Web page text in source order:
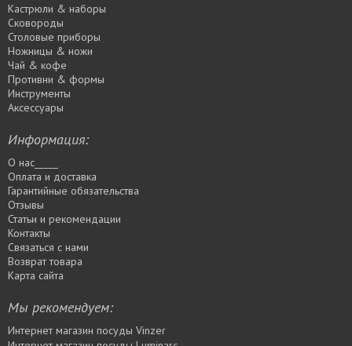
Кастрюли & наборы
Сковороды
Столовые приборы
Ножницы & ножи
Чай & кофе
Противни & формы
Инструменты
Аксессуары
Информация:
О нас_____
Оплата и доставка
Гарантийные обязательства
Отзывы
Статьи и рекомендации
Контакты
Связаться с нами
Возврат товара
Карта сайта
Мы рекомендуем:
Интернет магазин посуды Vinzer